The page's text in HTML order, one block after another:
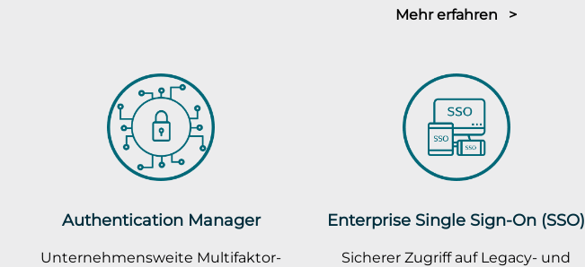
Mehr erfahren >
Authentication Manager
Unternehmensweite Multifaktor-
Enterprise Single Sign-On (SSO)
Sicherer Zugriff auf Legacy- und